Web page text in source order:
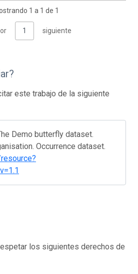
1 a 1 de 1
1 siguiente
este trabajo de la siguiente
Demo butterfly dataset.
Occurrence dataset.
los siguientes derechos de